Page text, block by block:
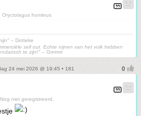
Oryctolagus hominus
– Dotteke
sell out. Echte nijnen van het volk hebben
te zijn!" – Grrrrrrrr
24 mei 2026 @ 19:45 • 181
Nog niet geregistreerd.